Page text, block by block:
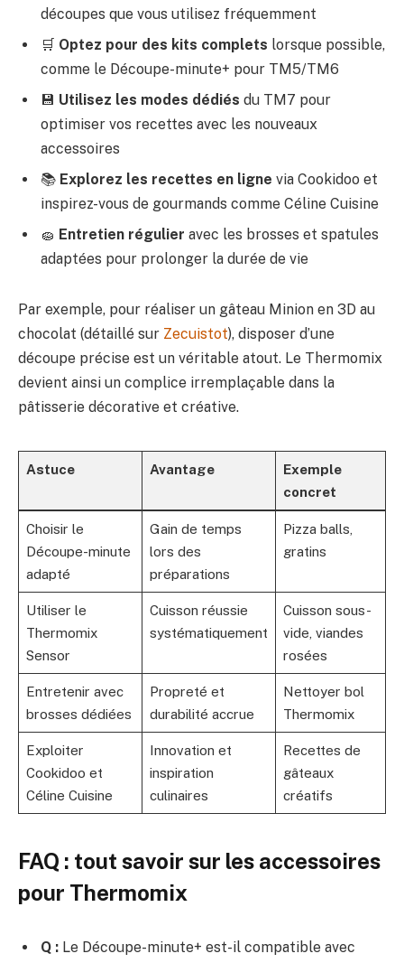
découpes que vous utilisez fréquemment
🛒 Optez pour des kits complets lorsque possible,
comme le Découpe-minute+ pour TM5/TM6
💾 Utilisez les modes dédiés du TM7 pour
optimiser vos recettes avec les nouveaux
accessoires
📚 Explorez les recettes en ligne via Cookidoo et
inspirez-vous de gourmands comme Céline Cuisine
🧽 Entretien régulier avec les brosses et spatules
adaptées pour prolonger la durée de vie
Par exemple, pour réaliser un gâteau Minion en 3D au
chocolat (détaillé sur Zecuistot), disposer d’une
découpe précise est un véritable atout. Le Thermomix
devient ainsi un complice irremplaçable dans la
pâtisserie décorative et créative.
Astuce Avantage
Exemple
concret
Choisir le
Découpe-minute
adapté
Gain de temps
lors des
préparations
Pizza balls,
gratins
Utiliser le
Thermomix
Sensor
Cuisson réussie
systématiquement
Cuisson sous-
vide, viandes
rosées
Entretenir avec
brosses dédiées
Propreté et
durabilité accrue
Nettoyer bol
Thermomix
Exploiter
Cookidoo et
Céline Cuisine
Innovation et
inspiration
culinaires
Recettes de
gâteaux
créatifs
FAQ : tout savoir sur les accessoires
pour Thermomix
Q : Le Découpe-minute+ est-il compatible avec